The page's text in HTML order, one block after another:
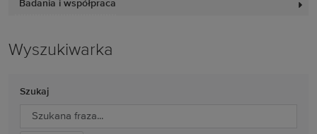
Badania i współpraca
Wyszukiwarka
Szukaj